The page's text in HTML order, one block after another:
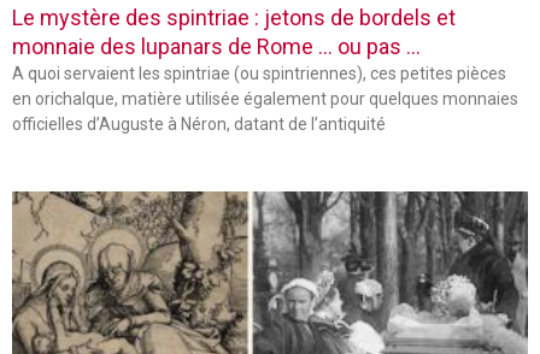
Le mystère des spintriae : jetons de bordels et
monnaie des lupanars de Rome … ou pas …
A quoi servaient les spintriae (ou spintriennes), ces petites pièces
en orichalque, matière utilisée également pour quelques monnaies
officielles d’Auguste à Néron, datant de l’antiquité